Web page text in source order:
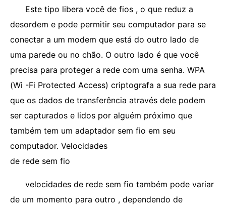
Este tipo libera você de fios , o que reduz a
desordem e pode permitir seu computador para se
conectar a um modem que está do outro lado de
uma parede ou no chão. O outro lado é que você
precisa para proteger a rede com uma senha. WPA
(Wi -Fi Protected Access) criptografa a sua rede para
que os dados de transferência através dele podem
ser capturados e lidos por alguém próximo que
também tem um adaptador sem fio em seu
computador. Velocidades
de rede sem fio
velocidades de rede sem fio também pode variar
de um momento para outro , dependendo de